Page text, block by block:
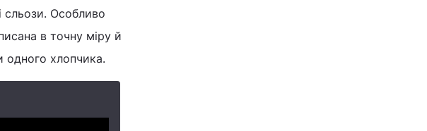
сльози. Особливо
в точну міру й
одного хлопчика.